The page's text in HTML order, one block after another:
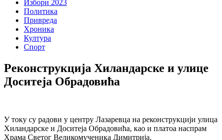
Избори 2023
Политика
Привреда
Хроника
Култура
Спорт
Реконструкција Хиландарске и улице
Доситеја Обрадовића
У току су радови у центру Лазаревца на реконструкцији улица
Хиландарске и Доситеја Обрадовића, као и платоа наспрам
Храма Светог Великомученика Димитрија.